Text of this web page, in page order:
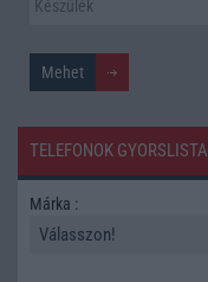
TELEFONOK GYORSLISTA
Márka :